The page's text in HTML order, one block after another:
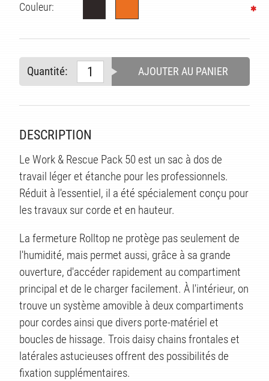
Couleur:
Quantité: AJOUTER AU PANIER
DESCRIPTION
Le Work & Rescue Pack 50 est un sac à dos de
travail léger et étanche pour les professionnels.
Réduit à l'essentiel, il a été spécialement conçu pour
les travaux sur corde et en hauteur.
La fermeture Rolltop ne protège pas seulement de
l'humidité, mais permet aussi, grâce à sa grande
ouverture, d'accéder rapidement au compartiment
principal et de le charger facilement. À l'intérieur, on
trouve un système amovible à deux compartiments
pour cordes ainsi que divers porte-matériel et
boucles de hissage. Trois daisy chains frontales et
latérales astucieuses offrent des possibilités de
fixation supplémentaires.